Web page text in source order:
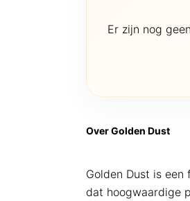
Er zijn nog
Over Golden Dust
Golden Dust is
dat hoogwaardige